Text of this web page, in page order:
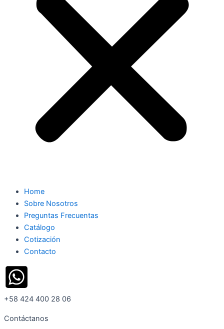
Home
Sobre Nosotros
Preguntas Frecuentas
Catálogo
Cotización
Contacto
+58 424 400 28 06
Contáctanos